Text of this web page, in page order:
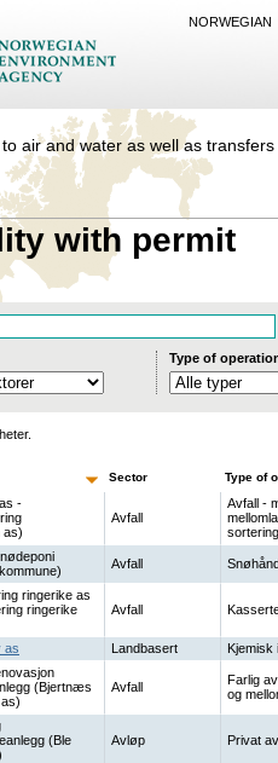
NORWEGIAN
air and water as well as
with permit
Type of
Sector Type of
-
as)
Avfall
Avfall -
sortering
Avfall
ringerike as
ringerike
Avfall
as Landbasert Kjemisk
(Bjertnæs
Avfall
Farlig
og
(Ble
Avløp Privat